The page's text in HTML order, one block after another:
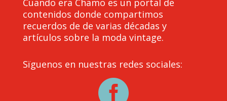
Cuando era Chamo es un portal de
contenidos donde compartimos
recuerdos de de varias décadas y
artículos sobre la moda vintage.
Sïguenos en nuestras redes sociales:
